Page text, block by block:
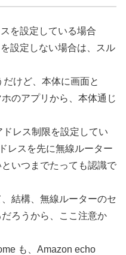
を設定している場合
設定しない場合は、スル
けど、本体に画面と
のアプリから、本体通じ
レス制限を設定してい
レスを先に無線ルーター
いつまでたっても認識で
結構、無線ルーターのセ
ろうから、ここ注意か
も、Amazon echo